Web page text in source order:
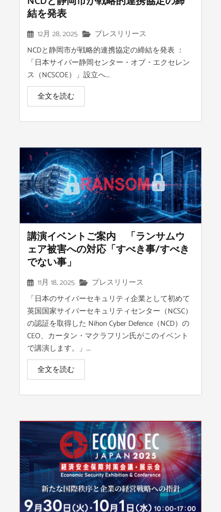
結を発表
12月 28, 2025
プレスリリース
NCDと静岡市が戦略的連携協定の締結を発表 ：
「日本サイバー静岡センター・オブ・エクセレン
ス（NCSCOE）」設立へ...
全文を読む
講演イベントご案内 「ランサムウ
ェア被害への対応「すべき事/すべき
でない事」
11月 18, 2025
プレスリリース
「日本のサイバーセキュリティ企業として初めて
英国国家サイバーセキュリティセンター（NCSC）
の認証を取得した Nihon Cyber Defence（NCD）の
CEO、カータン・マクラフリン氏がこのイベント
で講演します。」...
全文を読む